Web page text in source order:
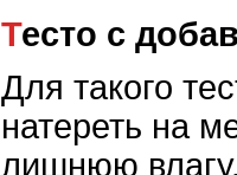
Тесто с
Для такого
натереть на
лишнюю